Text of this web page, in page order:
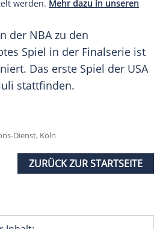
werden. Mehr dazu in unseren
der NBA zu den
Spiel in der Finalserie ist
Das erste Spiel der USA
stattfinden.
Dienst, Köln
ZURÜCK ZUR STARTSEITE